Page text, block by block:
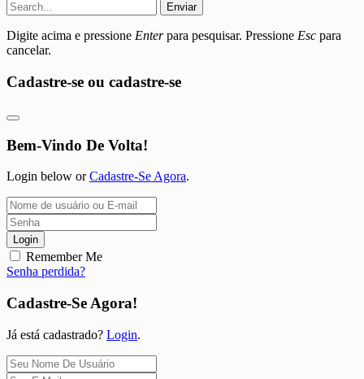
Enviar
Digite acima e pressione Enterpara pesquisar. Pressione Esc para
cancelar.
Cadastre-se ou cadastre-se
Bem-Vindo De Volta!
Login below orCadastre-Se Agora.
Login
Remember Me
Senha perdida?
Cadastre-Se Agora!
Já está cadastrado? Login.